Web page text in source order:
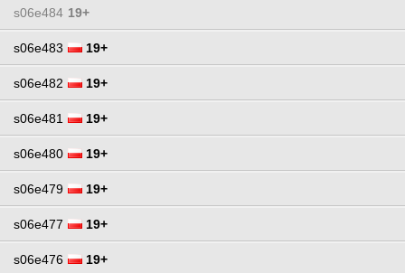
s06e484 19+
s06e483 19+
s06e482 19+
s06e481 19+
s06e480 19+
s06e479 19+
s06e477 19+
s06e476 19+